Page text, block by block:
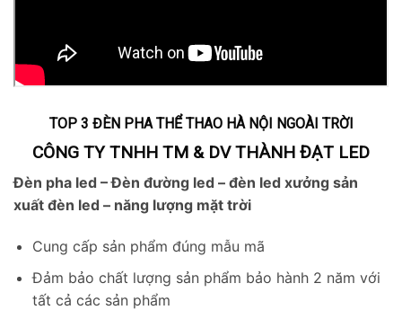
TOP 3 ĐÈN PHA THỂ THAO HÀ NỘI NGOÀI TRỜI
CÔNG TY TNHH TM & DV THÀNH ĐẠT LED
Đèn pha led – Đèn đường led – đèn led xưởng sản
xuất đèn led – năng lượng mặt trời
Cung cấp sản phẩm đúng mẫu mã
Đảm bảo chất lượng sản phẩm bảo hành 2 năm với
tất cả các sản phẩm